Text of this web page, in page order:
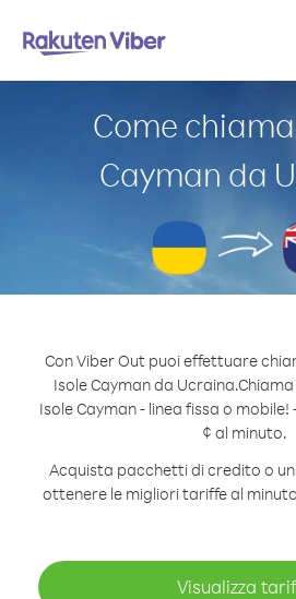
Come
Cayman da
Con Viber Out puoi effettuare
Isole Cayman da Ucraina.
Isole Cayman - linea fissa o
¢ al minuto.
Acquista pacchetti di credito o
ottenere le migliori tariffe al
Visualizza